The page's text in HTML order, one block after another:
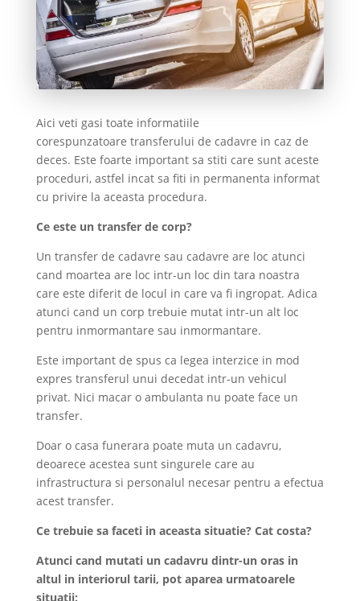
Aici veti gasi toate informatiile
corespunzatoare transferului de cadavre in caz de
deces. Este foarte important sa stiti care sunt aceste
proceduri, astfel incat sa fiti in permanenta informat
cu privire la aceasta procedura.
Ce este un transfer de corp?
Un transfer de cadavre sau cadavre are loc atunci
cand moartea are loc intr-un loc din tara noastra
care este diferit de locul in care va fi ingropat. Adica
atunci cand un corp trebuie mutat intr-un alt loc
pentru inmormantare sau inmormantare.
Este important de spus ca legea interzice in mod
expres transferul unui decedat intr-un vehicul
privat. Nici macar o ambulanta nu poate face un
transfer.
Doar o casa funerara poate muta un cadavru,
deoarece acestea sunt singurele care au
infrastructura si personalul necesar pentru a efectua
acest transfer.
Ce trebuie sa faceti in aceasta situatie? Cat costa?
Atunci cand mutati un cadavru dintr-un oras in
altul in interiorul tarii, pot aparea urmatoarele
situatii: